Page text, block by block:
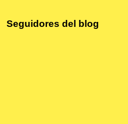
Seguidores del blog